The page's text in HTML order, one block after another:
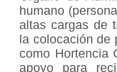
humano
altas cargas de
la colocación de
como Hortencia
apoyo para